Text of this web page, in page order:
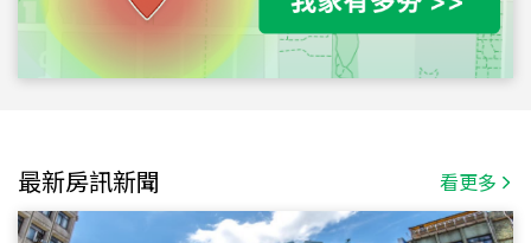
最新房訊新聞 看更多